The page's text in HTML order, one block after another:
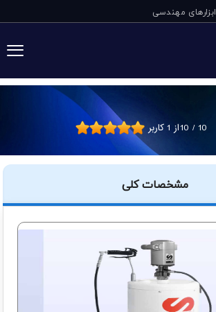
ابزارهای مهندسی
گریس پمپ بادی PM35 ساموآ اسپانیا 10 / 10 از 1کاربر
مشخصات کلی